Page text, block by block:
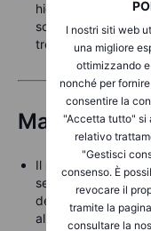
I nostri siti web
una migliore
ottimizzando
nonché per
consentire la
"Accetta tutto" si
relativo
"Gestisci
consenso. È
revocare il
tramite la
consultare la
high-yield. Il
sceso di 26 punti
tre settimane a
Materie
Il
ha
settimane,
decisione del
alle quote OPEC+,